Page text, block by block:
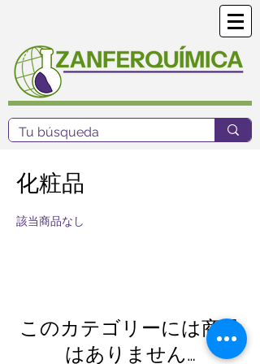
化粧品
該当商品なし
このカテゴリーには商品
はありません…